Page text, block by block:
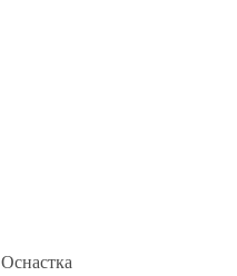
Оснастка